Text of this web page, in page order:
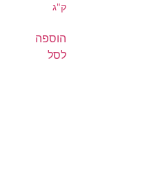
ק"ג
הוספה
לסל